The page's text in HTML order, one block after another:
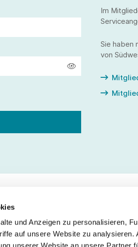
und Anzeigen zu personalisieren,
auf unsere Website zu analysieren.
Im
Sie haben
von
Service